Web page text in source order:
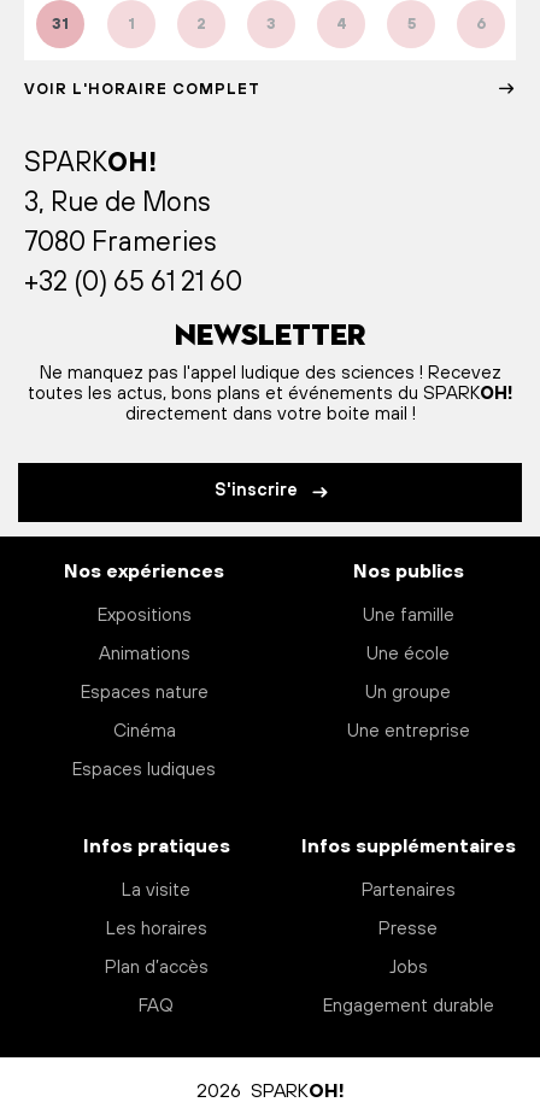
31 1 2 3 4 5 6
VOIR L'HORAIRE COMPLET
SPARKOH!
3, Rue de Mons
7080 Frameries
+32 (0) 65 61 21 60
Newsletter
Ne manquez pas l'appel ludique des sciences ! Recevez
toutes les actus, bons plans et événements du SPARKOH!
directement dans votre boite mail !
S'inscrire
Nos expériences
Expositions
Animations
Espaces nature
Cinéma
Espaces ludiques
Nos publics
Une famille
Une école
Un groupe
Une entreprise
Infos pratiques
La visite
Les horaires
Plan d’accès
FAQ
Infos supplémentaires
Partenaires
Presse
Jobs
Engagement durable
2026 SPARKOH!